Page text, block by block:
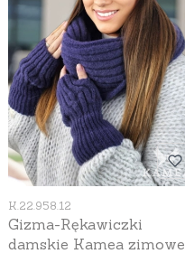
Kod produktu
K.22.958.12
Gizma-Rękawiczki
damskie Kamea zimowe,